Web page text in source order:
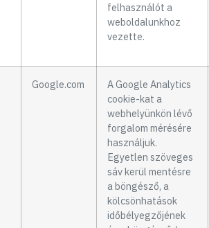
felhasználót a
weboldalunkhoz
vezette.
Google.com
A Google Analytics
cookie-kat a
webhelyünkön lévő
forgalom mérésére
használjuk.
Egyetlen szöveges
sáv kerül mentésre
a böngésző, a
kölcsönhatások
időbélyegzőjének